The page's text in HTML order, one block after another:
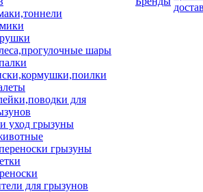
шары
для
уход грызуны
грызуны
для грызунов